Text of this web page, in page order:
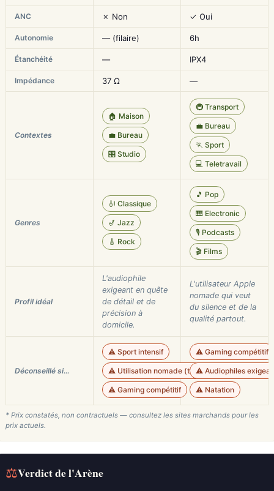
ANC ✗ Non ✓ Oui
Autonomie — (filaire) 6h
Étanchéité — IPX4
Impédance 37 Ω —
Contextes
🏠 Maison
💼 Bureau
🎛️ Studio
🚇 Transport
💼 Bureau
🏃 Sport
💻 Teletravail
Genres
🎻 Classique
🎷 Jazz
🎸 Rock
🎵 Pop
🎹 Electronic
🎙️ Podcasts
🎬 Films
Profil idéal
L'audiophile
exigeant en quête
de détail et de
précision à
domicile.
L'utilisateur Apple
nomade qui veut
du silence et de la
qualité partout.
Déconseillé si…
⚠️ Sport intensif
⚠️ Utilisation nomade (transport)
⚠️ Gaming compétitif
⚠️ Gaming compétitif
⚠️ Audiophiles
⚠️ Natation
* Prix constatés, non contractuels — consultez les sites marchands pour les
prix actuels.
⚖Verdict de l'Arène